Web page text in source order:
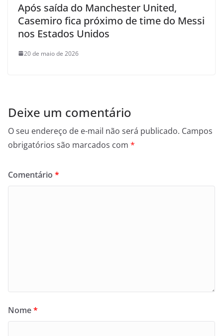
Após saída do Manchester United,
Casemiro fica próximo de time do Messi
nos Estados Unidos
20 de maio de 2026
Deixe um comentário
O seu endereço de e-mail não será publicado. Campos
obrigatórios são marcados com *
Comentário *
Nome*